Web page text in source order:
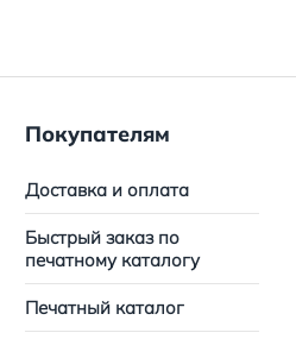
Покупателям
Доставка и оплата
Быстрый заказ по
печатному каталогу
Печатный каталог